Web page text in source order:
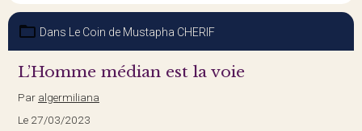
Dans Le Coin de Mustapha CHERIF
L’Homme médian est la voie
Par algermiliana
Le 27/03/2023